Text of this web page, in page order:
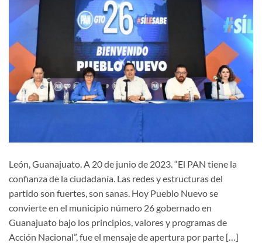
León, Guanajuato. A 20 de junio de 2023. “El PAN tiene la
confianza de la ciudadanía. Las redes y estructuras del
partido son fuertes, son sanas. Hoy Pueblo Nuevo se
convierte en el municipio número 26 gobernado en
Guanajuato bajo los principios, valores y programas de
Acción Nacional”, fue el mensaje de apertura por parte […]